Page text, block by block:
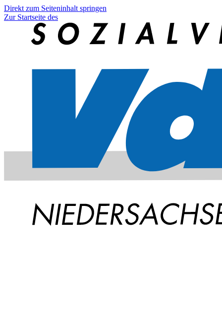
Direkt zum Seiteninhalt springen
Zur Startseite des